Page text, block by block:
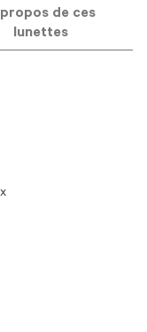
de ces
lunettes